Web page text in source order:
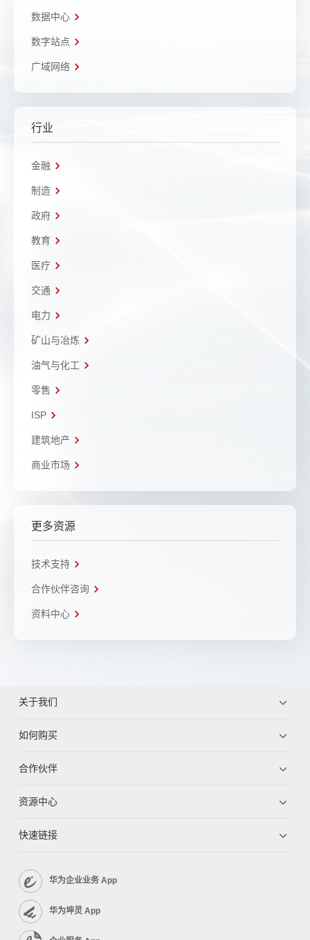
数据中心
数字站点
广域网络
行业
金融
制造
政府
教育
医疗
交通
电力
矿山与冶炼
油气与化工
零售
ISP
建筑地产
商业市场
更多资源
技术支持
合作伙伴咨询
资料中心
关于我们
如何购买
合作伙伴
资源中心
快速链接
华为企业业务 App
华为坤灵 App